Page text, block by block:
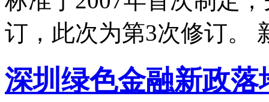
订，此次为第3次修订。
深圳绿色金融新政